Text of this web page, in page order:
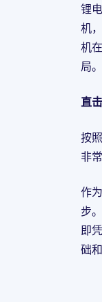
锂
机
机
局。
直
按
非
作
步
即
础